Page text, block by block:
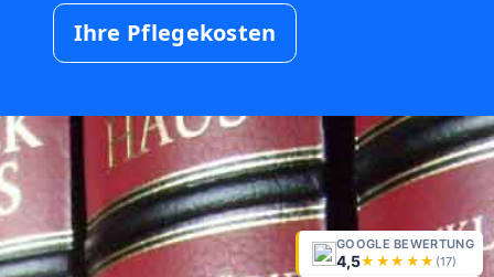
GOOGLE BEWERTUNG
4,5★★★★★ (17)
Ihre Pflegekosten